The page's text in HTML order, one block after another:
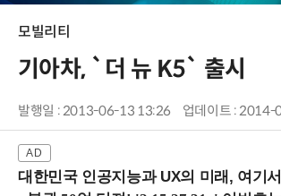
모빌리티
기아차, `더 뉴 K5` 출시
발행일 : 2013-06-13 13:26 업데이트 :
대한민국 인공지능과 UX의 미래, 여기서 시작됩니다